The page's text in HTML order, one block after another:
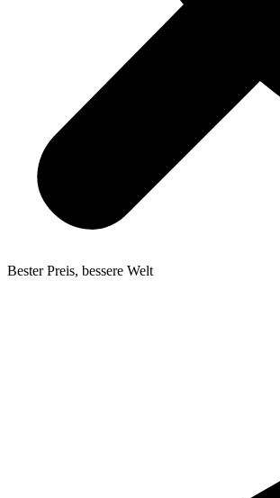
Bester Preis, bessere Welt